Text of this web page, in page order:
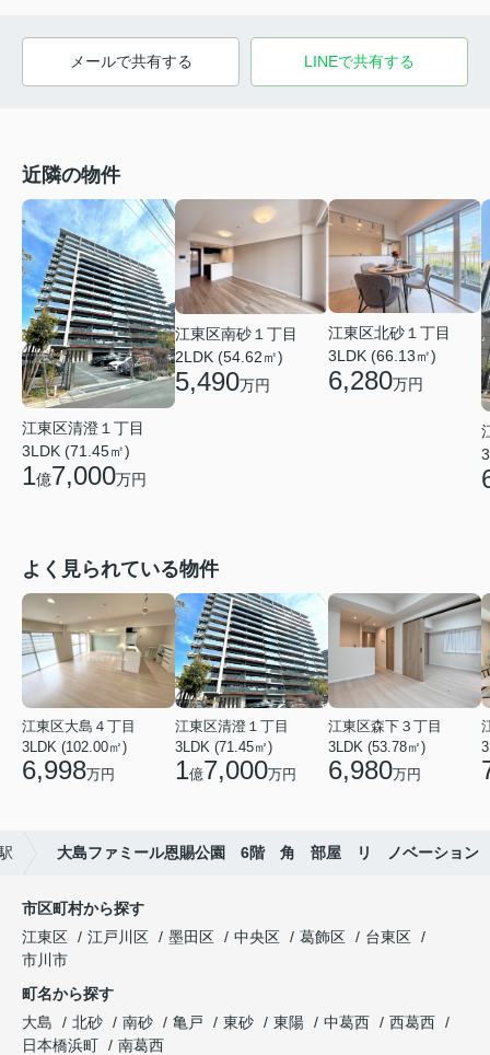
メールで共有する LINEで共有する
近隣の物件
江東区清澄１丁目
3LDK (71.45㎡)
1億7,000万円
江東区南砂１丁目
2LDK (54.62㎡)
5,490万円
江東区北砂１丁目
3LDK (66.13㎡)
6,280万円
よく見られている物件
江東区大島４丁目
3LDK (102.00㎡)
6,998万円
江東区清澄１丁目
3LDK (71.45㎡)
1億7,000万円
江東区森下３丁目
3LDK (53.78㎡)
6,980万円
大島ファミール恩賜公園 6階 角 部屋 リ ノベーション
市区町村から探す
江東区
江戸川区 墨田区 中央区 葛飾区
台東区
市川市
町名から探す
大島
北砂 南砂 亀戸 東砂 東陽 中葛西
西葛西
日本橋浜町
南葛西